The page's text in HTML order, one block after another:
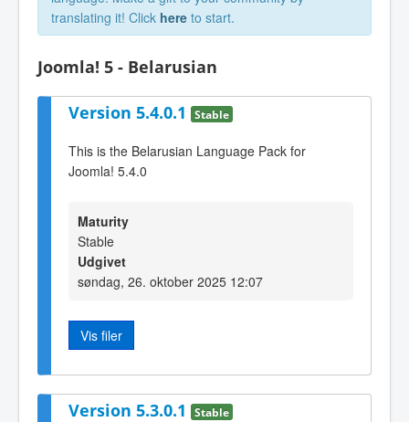
translating it! Click here to start.
Joomla! 5 - Belarusian
Version 5.4.0.1 Stable
This is the Belarusian Language Pack for
Joomla! 5.4.0
Maturity
Stable
Udgivet
søndag, 26. oktober 2025 12:07
Vis filer
Version 5.3.0.1 Stable